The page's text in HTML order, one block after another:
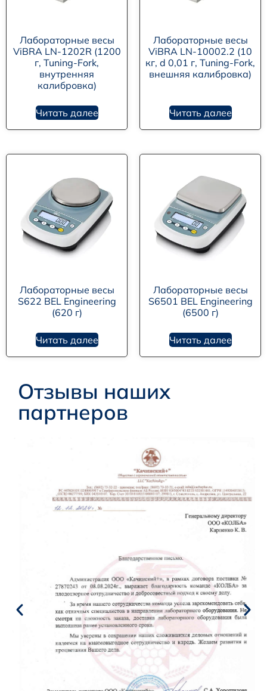
Лабораторные весы
ViBRA LN-1202R (1200
г, Tuning-Fork,
внутренняя
калибровка)
Читать далее
Лабораторные весы
ViBRA LN-10002.2 (10
кг, d 0,01 г, Tuning-Fork,
внешняя калибровка)
Читать далее
Лабораторные весы
S622 BEL Engineering
(620 г)
Читать далее
Лабораторные весы
S6501 BEL Engineering
(6500 г)
Читать далее
Отзывы наших
партнеров